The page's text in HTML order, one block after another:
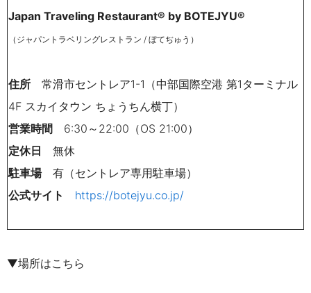
Japan Traveling Restaurant® by BOTEJYU®
（ジャパントラベリングレストラン / ぼてぢゅう）
住所 常滑市セントレア1-1（中部国際空港 第1ターミナル
4F スカイタウン ちょうちん横丁）
営業時間 6:30～22:00（OS 21:00）
定休日 無休
駐車場有（セントレア専用駐車場）
公式サイト
https://botejyu.co.jp/
▼場所はこちら